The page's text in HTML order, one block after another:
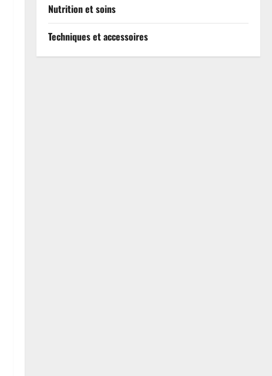
Nutrition et soins
Techniques et accessoires